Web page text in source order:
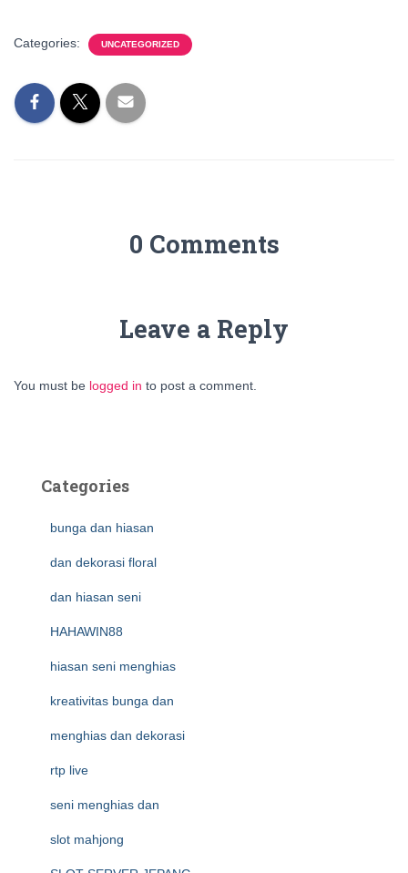
Categories: UNCATEGORIZED
0 Comments
Leave a Reply
You must be logged in to post a comment.
Categories
bunga dan hiasan
dan dekorasi floral
dan hiasan seni
HAHAWIN88
hiasan seni menghias
kreativitas bunga dan
menghias dan dekorasi
rtp live
seni menghias dan
slot mahjong